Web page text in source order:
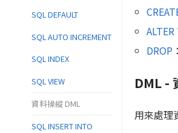
DROP
DML -
用來處理
SQL DEFAULT
SQL AUTO INCREMENT
SQL INDEX
SQL VIEW
資料操縱 DML
SQL INSERT INTO